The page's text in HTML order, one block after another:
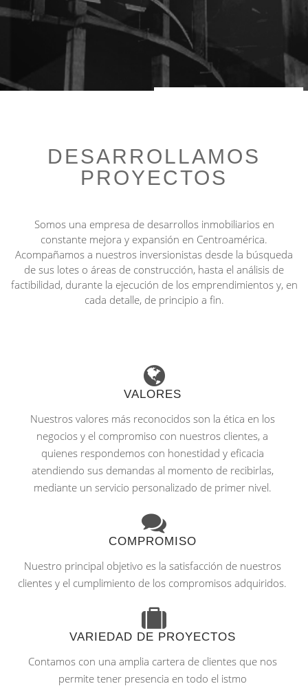
DESARROLLAMOS
PROYECTOS
Somos una empresa de desarrollos inmobiliarios en
constante mejora y expansión en Centroamérica.
Acompañamos a nuestros inversionistas desde la búsqueda
de sus lotes o áreas de construcción, hasta el análisis de
factibilidad, durante la ejecución de los emprendimientos y, en
cada detalle, de principio a fin.
VALORES
Nuestros valores más reconocidos son la ética en los
negocios y el compromiso con nuestros clientes, a
quienes respondemos con honestidad y eficacia
atendiendo sus demandas al momento de recibirlas,
mediante un servicio personalizado de primer nivel.
COMPROMISO
Nuestro principal objetivo es la satisfacción de nuestros
clientes y el cumplimiento de los compromisos adquiridos.
VARIEDAD DE PROYECTOS
Contamos con una amplia cartera de clientes que nos
permite tener presencia en todo el istmo